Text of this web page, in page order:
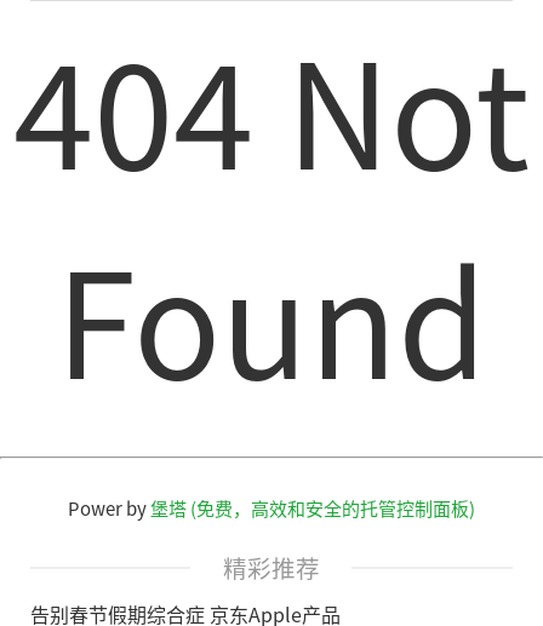
404 Not
Found
Power by堡塔 (免费，高效和安全的托管控制面板)
精彩推荐
告别春节假期综合症 京东Apple产品